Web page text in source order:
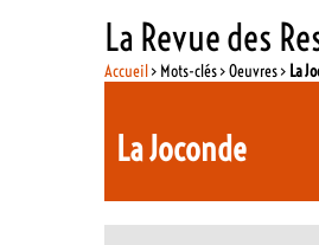
La Revue des
Accueil> Mots-clés > Oeuvres > La
La Joconde